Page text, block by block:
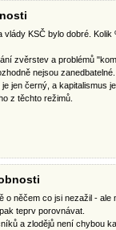
KSČ bylo dobré. Kolik
zvěrstev a problémů
nejsou zanedbatelné.
jen černý, a kapitalismus
z těchto režimů.
o něčem co jsi nezažil - ale
teprv porovnávat.
a zlodějů není chybou